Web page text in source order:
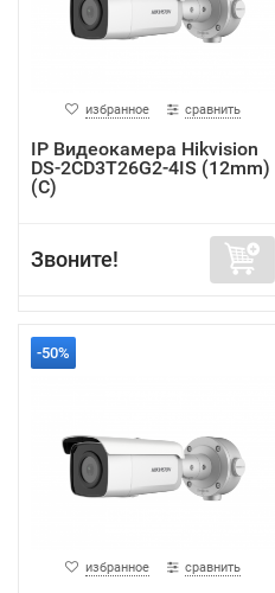
избранное сравнить
IP Видеокамера Hikvision
DS-2CD3T26G2-4IS (12mm)
(C)
Звоните!
-50%
избранное сравнить